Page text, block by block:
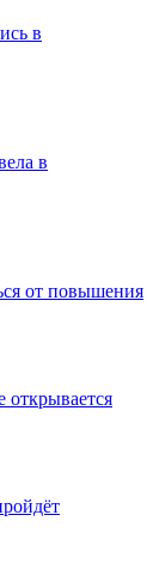
в
в
от повышения
открывается